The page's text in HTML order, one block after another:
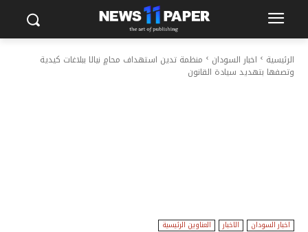
الرئيسية اخبار السودان
منظمة تدين استهداف محامٍ نيالا ببلاغات كيدية
وتصفها بتهديد سيادة القانون
اخبار السودان الاخبار العناوين الرئيسية